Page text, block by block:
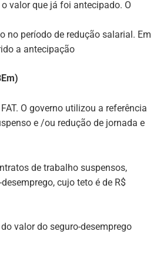
valor que já foi antecipado. O
no período de redução salarial. Em
a antecipação
O governo utilizou a referência
e /ou redução de jornada e
de trabalho suspensos,
cujo teto é de R$
valor do seguro-desemprego